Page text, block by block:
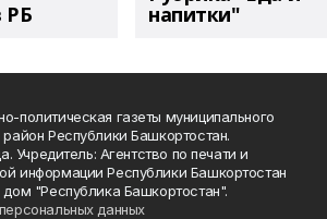
РБ напитки"
политическая газеты муниципального
Республики Башкортостан.
Учредитель: Агентство по печати и
информации Республики Башкортостан
"Республика Башкортостан".
данных